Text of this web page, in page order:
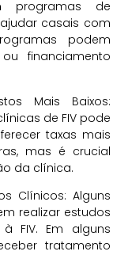
programas de
casais com
podem
financiamento
Mais Baixos:
de FIV pode
taxas mais
mas é crucial
da clínica.
Clínicos: Alguns
realizar estudos
FIV. Em alguns
tratamento